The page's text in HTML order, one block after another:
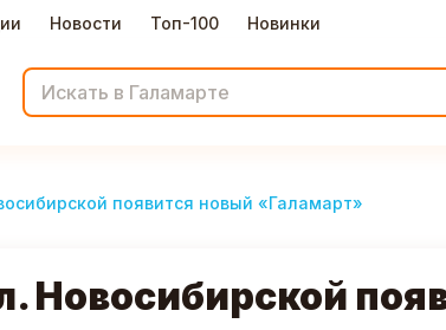
Новости Топ-100 Новинки
появится новый «Галамарт»
Новосибирской